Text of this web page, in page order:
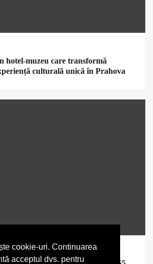
cookie-uri. Continuarea
acceptul dvs. pentru
hotel-muzeu care transformă
culturală unică în Prahova